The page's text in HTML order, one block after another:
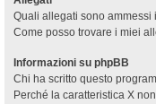
Quali allegati sono ammessi
Come posso trovare i miei
Informazioni su phpBB
Chi ha scritto questo
Perché la caratteristica X